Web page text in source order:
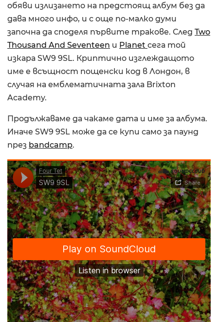
обяви излизането на предстоящ албум без да
дава много инфо, и с още по-малко думи
започна да споделя първите тракове. След Two
Thousand And Seventeen и Planet сега той
изкара SW9 9SL. Криптично изглеждащото
име е всъщност пощенски код в Лондон, в
случая на емблематичната зала Brixton
Academy.
Продължаваме да чакаме дата и име за албума.
Иначе SW9 9SL може да се купи само за паунд
през bandcamp.